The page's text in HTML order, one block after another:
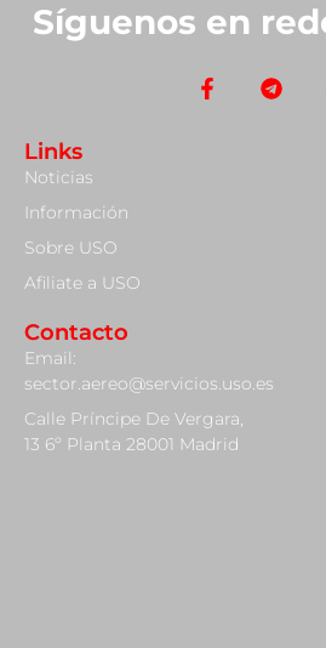
Síguenos en
Links
Noticias
Información
Sobre USO
Afiliate a USO
Contacto
Email:
sector.aereo@servicios.uso.es
Calle Príncipe De Vergara,
13 6º Planta 28001 Madrid